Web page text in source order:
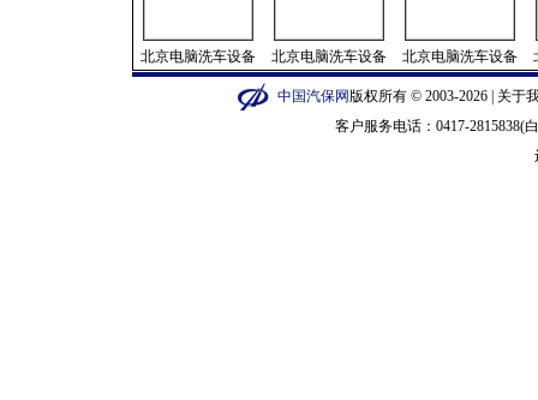
北京电脑洗车设备 北京电脑洗车设备 北京电脑洗车设备
中国汽保网版权所有 © 2003-2026 | 关于
客户服务电话：0417-